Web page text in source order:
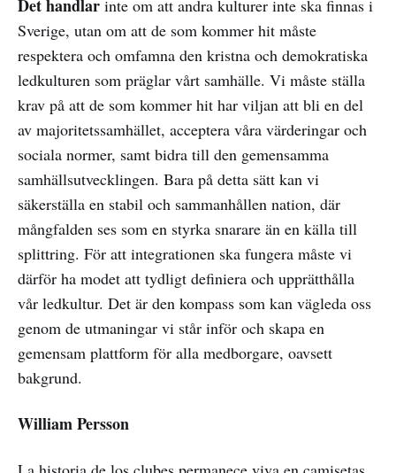
Det handlar inte om att andra kulturer inte ska finnas i
Sverige, utan om att de som kommer hit måste
respektera och omfamna den kristna och demokratiska
ledkulturen som präglar vårt samhälle. Vi måste ställa
krav på att de som kommer hit har viljan att bli en del
av majoritetssamhället, acceptera våra värderingar och
sociala normer, samt bidra till den gemensamma
samhällsutvecklingen. Bara på detta sätt kan vi
säkerställa en stabil och sammanhållen nation, där
mångfalden ses som en styrka snarare än en källa till
splittring. För att integrationen ska fungera måste vi
därför ha modet att tydligt definiera och upprätthålla
vår ledkultur. Det är den kompass som kan vägleda oss
genom de utmaningar vi står inför och skapa en
gemensam plattform för alla medborgare, oavsett
bakgrund.
William Persson